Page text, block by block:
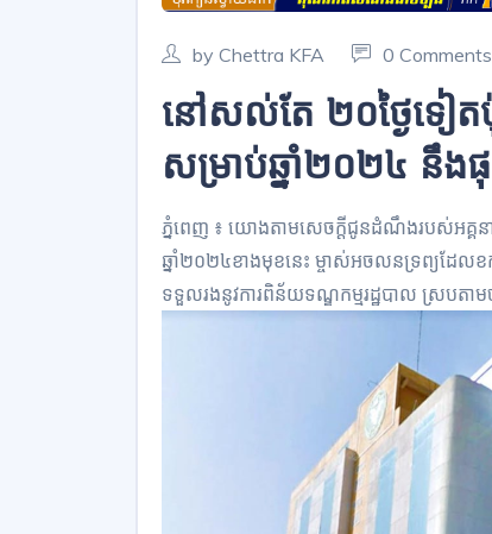
by Chettra KFA 0 Comments
នៅសល់តែ ២០ថ្ងៃទៀត
សម្រាប់ឆ្នាំ២០២៤ នឹ
ភ្នំពេញ ៖ យោងតាមសេចក្ដីជូនដំណឹងរបស់អគ្គនា
ឆ្នាំ២០២៤ខាងមុខនេះ ម្ចាស់អចលនទ្រព្យដែលខ
ទទួលរងនូវការពិន័យទណ្ឌកម្មរដ្ឋបាល ស្របតាម